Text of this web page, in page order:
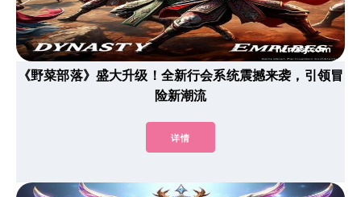
《野菜部落》盛大升级！全新行会系统震撼来袭，引领冒
险新潮流
详情